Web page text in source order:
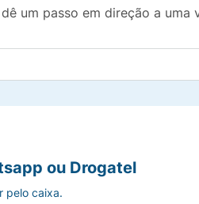
um passo em direção a uma
ou Drogatel
pelo caixa.